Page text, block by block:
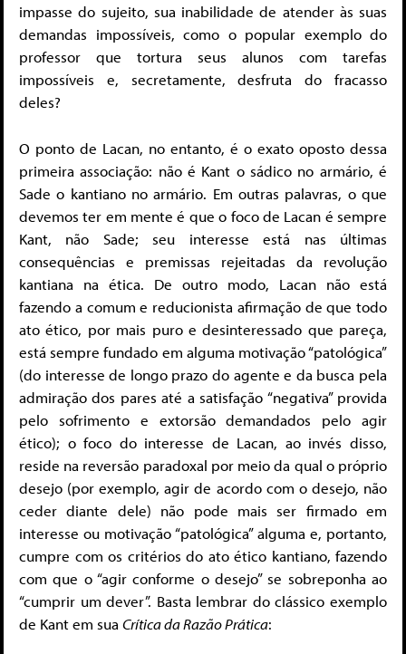
impasse do sujeito, sua inabilidade de atender às suas
demandas impossíveis, como o popular exemplo do
professor que tortura seus alunos com tarefas
impossíveis e, secretamente, desfruta do fracasso
deles?
O ponto de Lacan, no entanto, é o exato oposto dessa
primeira associação: não é Kant o sádico no armário, é
Sade o kantiano no armário. Em outras palavras, o que
devemos ter em mente é que o foco de Lacan é sempre
Kant, não Sade; seu interesse está nas últimas
consequências e premissas rejeitadas da revolução
kantiana na ética. De outro modo, Lacan não está
fazendo a comum e reducionista afirmação de que todo
ato ético, por mais puro e desinteressado que pareça,
está sempre fundado em alguma motivação “patológica”
(do interesse de longo prazo do agente e da busca pela
admiração dos pares até a satisfação “negativa” provida
pelo sofrimento e extorsão demandados pelo agir
ético); o foco do interesse de Lacan, ao invés disso,
reside na reversão paradoxal por meio da qual o próprio
desejo (por exemplo, agir de acordo com o desejo, não
ceder diante dele) não pode mais ser firmado em
interesse ou motivação “patológica” alguma e, portanto,
cumpre com os critérios do ato ético kantiano, fazendo
com que o “agir conforme o desejo” se sobreponha ao
“cumprir um dever”. Basta lembrar do clássico exemplo
de Kant em sua Crítica da Razão Prática: